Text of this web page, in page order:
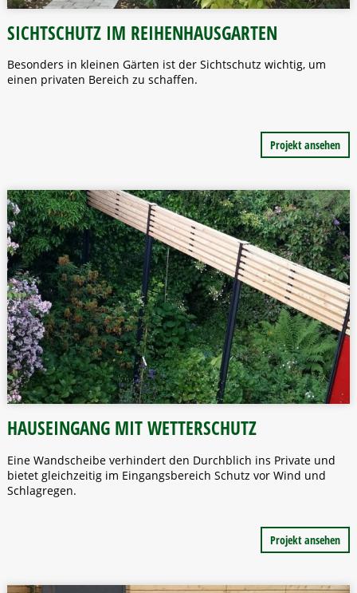
SICHTSCHUTZ IM REIHENHAUSGARTEN
Besonders in kleinen Gärten ist der Sichtschutz wichtig, um
einen privaten Bereich zu schaffen.
Projekt ansehen
HAUSEINGANG MIT WETTERSCHUTZ
Eine Wandscheibe verhindert den Durchblich ins Private und
bietet gleichzeitig im Eingangsbereich Schutz vor Wind und
Schlagregen.
Projekt ansehen